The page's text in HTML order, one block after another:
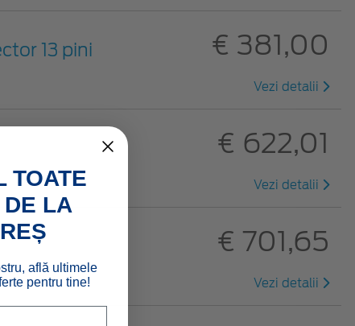
13 pini € 381,00
Vezi detalii
€ 622,01
Vezi detalii
€ 701,65
Vezi detalii
TOATE
LA
află ultimele
pentru tine!